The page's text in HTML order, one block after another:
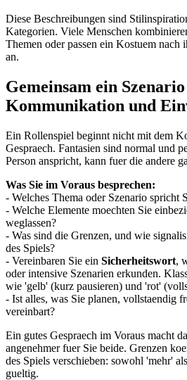
Diese Beschreibungen sind
Kategorien. Viele Menschen
Themen oder passen ein Kostuem nach
an.
Gemeinsam ein
Kommunikation und
Ein Rollenspiel beginnt nicht mit dem
Gespraech. Fantasien sind normal und
Person anspricht, kann fuer die andere
Was Sie im Voraus besprechen:
- Welches Thema oder Szenario spricht
- Welche Elemente moechten Sie
weglassen?
- Was sind die Grenzen, und wie
des Spiels?
- Vereinbaren Sie ein Sicherheitswort,
oder intensive Szenarien erkunden.
wie 'gelb' (kurz pausieren) und 'rot'
- Ist alles, was Sie planen, vollstaendig
vereinbart?
Ein gutes Gespraech im Voraus macht
angenehmer fuer Sie beide. Grenzen
des Spiels verschieben: sowohl 'mehr'
gueltig.